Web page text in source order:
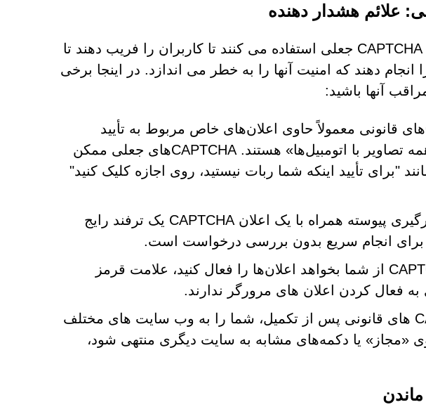
وب سایت های سرکش اغلب از چک های CAPTCHA جعلی استفاده می کنند تا کاربران را فریب دهند تا
انجام دهند که امنیت آنها را به خطر می اندازد. در اینجا برخی
آنها باشید:
: CAPTCHA‌های قانونی معمولاً حاوی اعلان‌های خاص مربوط به تأیید
فعالیت‌های انسانی، مانند «انتخاب همه تصاویر با اتومبیل‌ها» هستند. CAPTCHAهای جعلی ممکن
"برای تأیید اینکه شما ربات نیستید، روی اجازه کلیک کنید"
: یک نماد بارگیری پیوسته همراه با یک اعلان CAPTCHA یک ترفند رایج
برای انجام سریع بدون بررسی درخواست است.
: اگر چک CAPTCHA از شما بخواهد اعلان‌ها را فعال کنید، علامت قرمز
: CAPTCHA های قانونی پس از تکمیل، شما را به وب سایت های مختلف
«مجاز» یا دکمه‌های مشابه به سایت دیگری منتهی شود،